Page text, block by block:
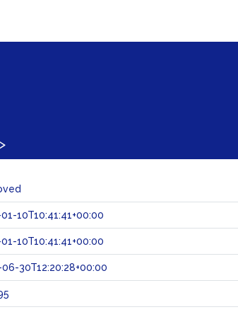
10T10:41:41+00:00
10T10:41:41+00:00
30T12:20:28+00:00